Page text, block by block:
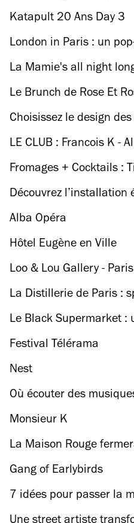
pour vous régaler ce
Katapult 20 Ans Day 3
London in Paris : un
la Manche
La Mamie's all night
Le Brunch de Rose Et
Choisissez le design
tram franciliennes
LE CLUB : Francois K -
Fromages + Cocktails :
Cocktail Week
Découvrez l’installation
musée du Parfum à la
Alba Opéra
Hôtel Eugène en Ville
Loo & Lou Gallery -
La Distillerie de Paris :
Le Black Supermarket :
transformé en squat arty
Festival Télérama
Nest
Où écouter des
Monsieur K
La Maison Rouge
portes en 2018… et on
Gang of Earlybirds
7 idées pour passer la
toute votre vie